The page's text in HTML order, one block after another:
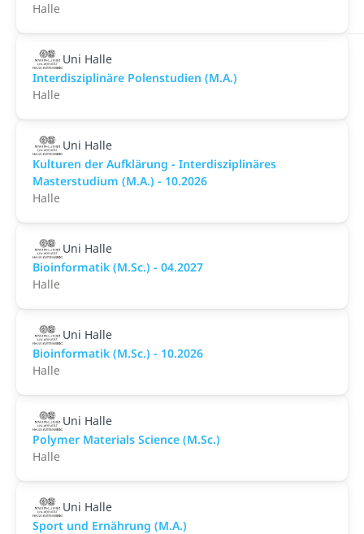
Halle
Uni Halle
Interdisziplinäre Polenstudien (M.A.)
Halle
Uni Halle
Kulturen der Aufklärung - Interdisziplinäres
Masterstudium (M.A.) - 10.2026
Halle
Uni Halle
Bioinformatik (M.Sc.) - 04.2027
Halle
Uni Halle
Bioinformatik (M.Sc.) - 10.2026
Halle
Uni Halle
Polymer Materials Science (M.Sc.)
Halle
Uni Halle
Sport und Ernährung (M.A.)